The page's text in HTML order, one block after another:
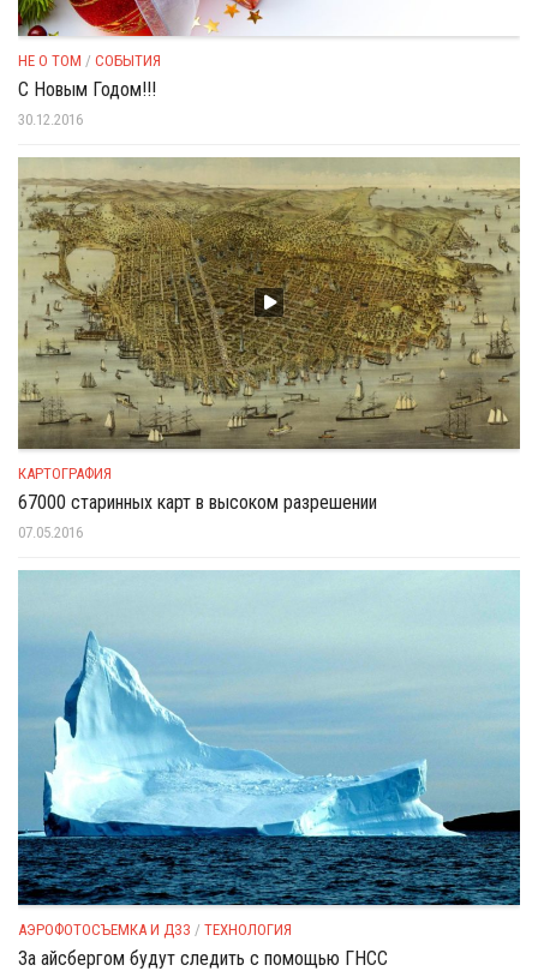
НЕ О ТОМ / СОБЫТИЯ
С Новым Годом!!!
30.12.2016
КАРТОГРАФИЯ
67000 старинных карт в высоком разрешении
07.05.2016
АЭРОФОТОСЪЕМКА И ДЗЗ / ТЕХНОЛОГИЯ
За айсбергом будут следить с помощью ГНСС